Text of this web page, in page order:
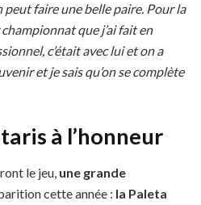
peut faire une belle paire. Pour la
que j’ai fait en
c’était avec lui et on a
et je sais qu’on se complète
à l’honneur
le jeu, une grande
cette année : la Paleta